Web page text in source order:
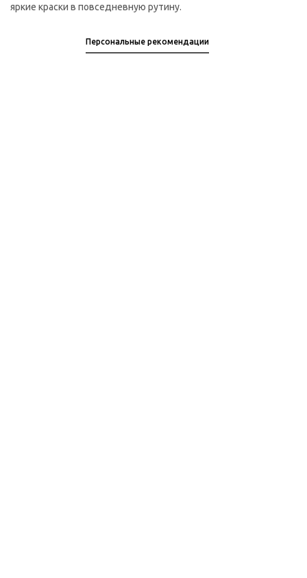
яркие краски в повседневную рутину.
Персональные рекомендации